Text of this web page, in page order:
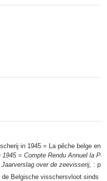
in 1945 = La pêche belge en
= Compte Rendu Annuel la
over de zeevisserij, :
de Belgische visschersvloot sinds